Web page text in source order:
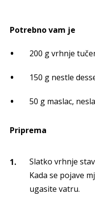
Potrebno vam je
200 g vrhnje
150 g nestle
50 g maslac,
Priprema
Slatko vrhnje
Kada se pojave
ugasite vatru.